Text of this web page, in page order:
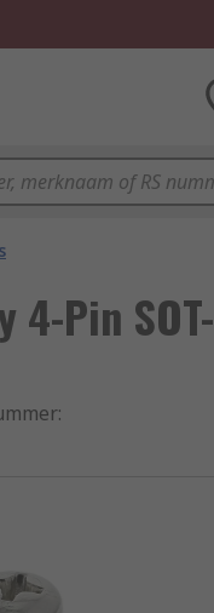
4-Pin SOT-
: